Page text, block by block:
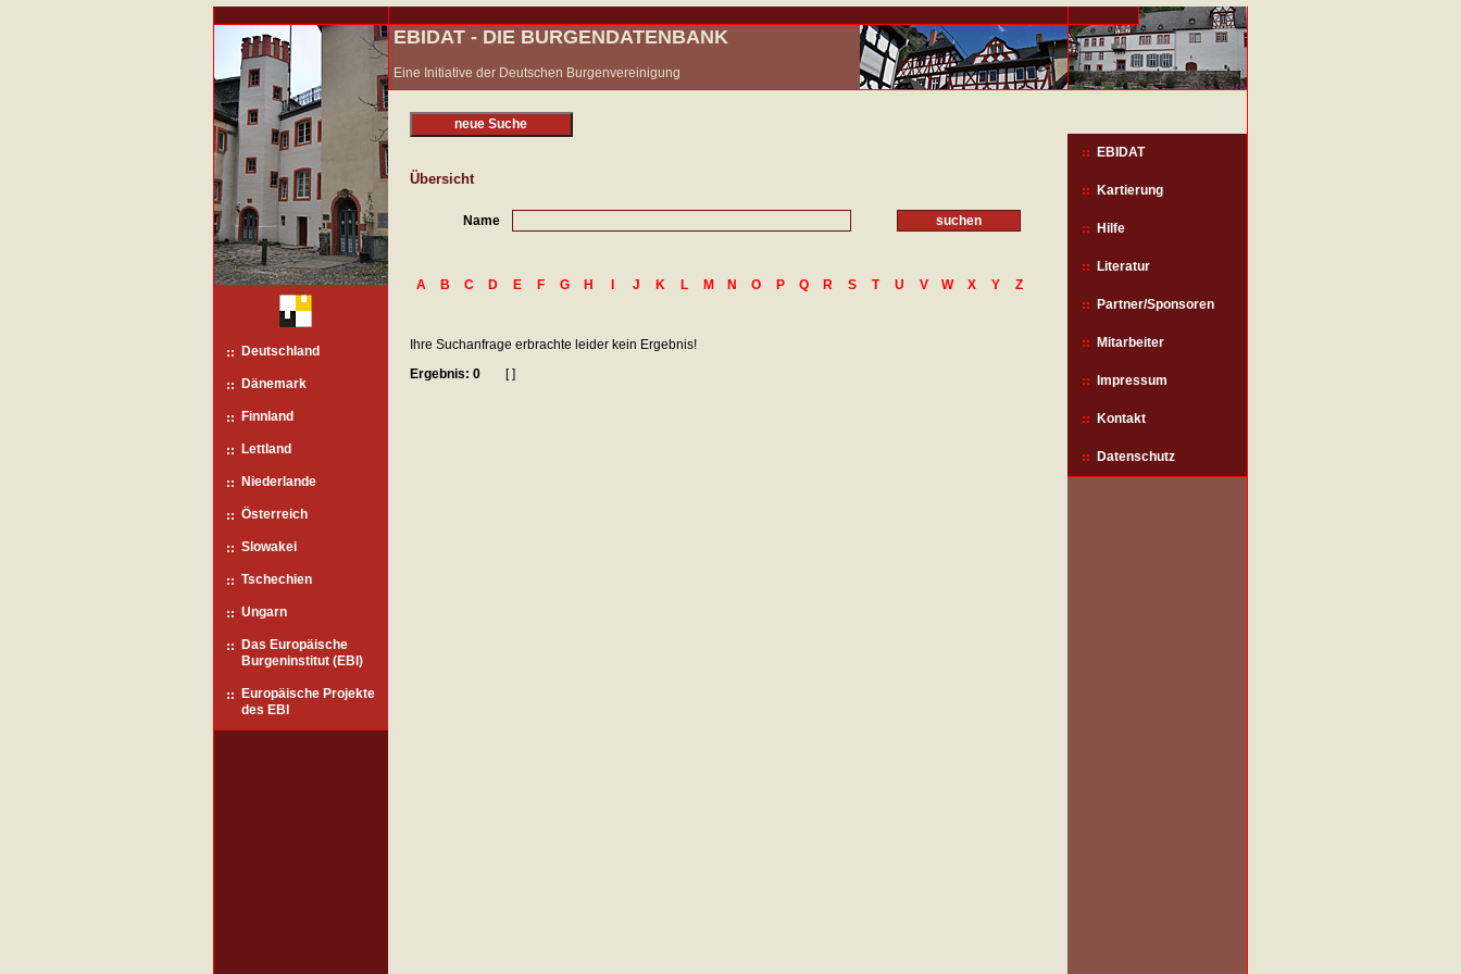
EBIDAT - DIE BURGENDATENBANK
Eine Initiative der Deutschen Burgenvereinigung
Deutschland
Dänemark
Finnland
Lettland
Niederlande
Österreich
Slowakei
Tschechien
Ungarn
Das Europäische
Burgeninstitut (EBI)
Europäische Projekte
des EBI
neue Suche
Übersicht
Name
A B C D E F G H I J K L M N O P Q R S T U V W X Y Z
Ihre Suchanfrage erbrachte leider kein Ergebnis!
Ergebnis: 0
[ ]
EBIDAT
Kartierung
Hilfe
Literatur
Partner/Sponsoren
Mitarbeiter
Impressum
Kontakt
Datenschutz